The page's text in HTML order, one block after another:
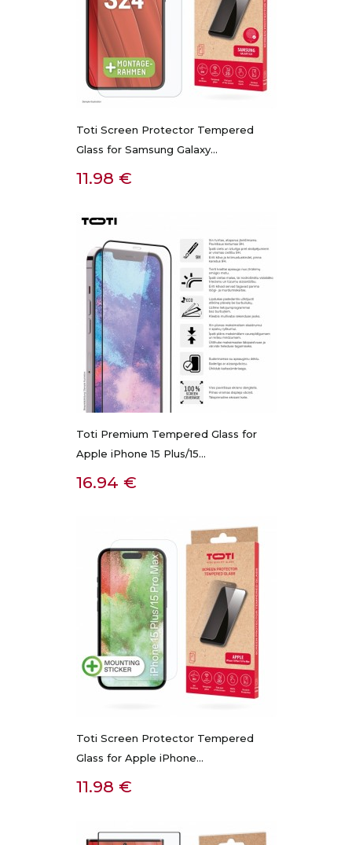
Toti Screen Protector Tempered
Glass for Samsung Galaxy...
Kaina
11.98 €
Toti Premium Tempered Glass for
Apple iPhone 15 Plus/15...
Kaina
16.94 €
Toti Screen Protector Tempered
Glass for Apple iPhone...
Kaina
11.98 €